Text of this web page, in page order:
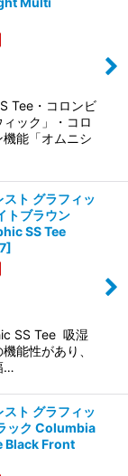
Tee・コロンビ
ック」・コロ
能「オムニシ
ト グラフィッ
トブラウン
SS Tee
]
SS Tee 吸湿
能性があり、
…
ト グラフィッ
ック Columbia
Black Front